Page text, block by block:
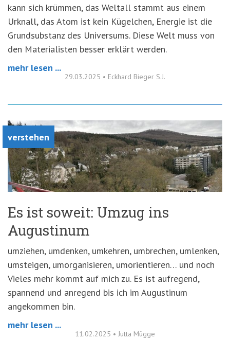
kann sich krümmen, das Weltall stammt aus einem
Urknall, das Atom ist kein Kügelchen, Energie ist die
Grundsubstanz des Universums. Diese Welt muss von
den Materialisten besser erklärt werden.
mehr lesen ...
29.03.2025 • Eckhard Bieger S.J.
verstehen
Es ist soweit: Umzug ins
Augustinum
umziehen, umdenken, umkehren, umbrechen, umlenken,
umsteigen, umorganisieren, umorientieren… und noch
Vieles mehr kommt auf mich zu. Es ist aufregend,
spannend und anregend bis ich im Augustinum
angekommen bin.
mehr lesen ...
11.02.2025 • Jutta Mügge